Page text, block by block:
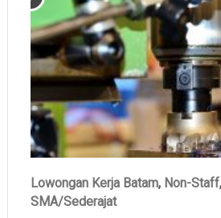
Lowongan Kerja Batam, Non-Staff,
SMA/Sederajat